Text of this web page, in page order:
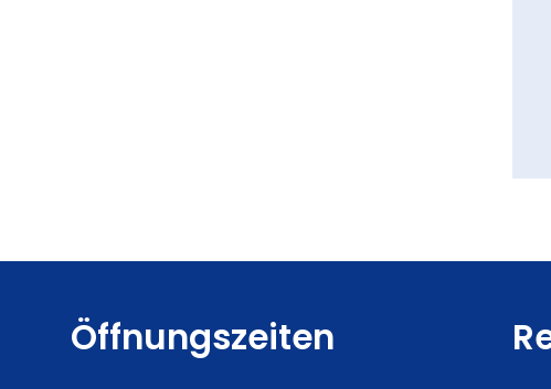
Öffnungszeiten